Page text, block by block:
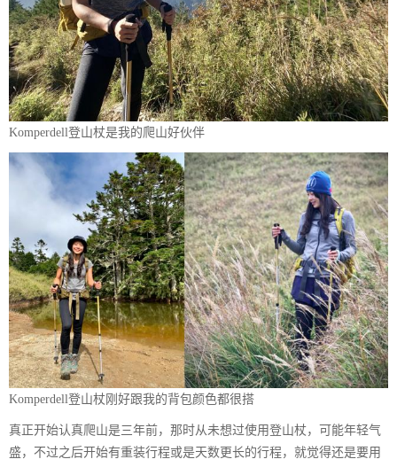
Komperdell登山杖是我的爬山好伙伴
Komperdell登山杖刚好跟我的背包颜色都很搭
真正开始认真爬山是三年前，那时从未想过使用登山杖，可能年轻气
盛，不过之后开始有重装行程或是天数更长的行程，就觉得还是要用